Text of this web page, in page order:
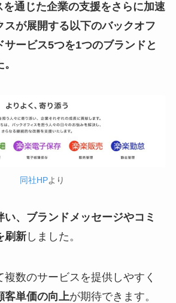
を通じた企業の支援をさらに加速
スが展開する以下のバックオフ
サービス5つを1つのブランドと
同社HPより
い、ブランドメッセージやコミ
刷新しました。
複数のサービスを提供しやすく
客単価の向上が期待できます。